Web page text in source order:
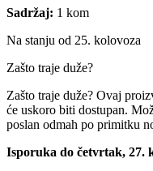
Sadržaj: 1 kom
Na stanju od 25. kolovoza
Zašto traje duže?
Zašto traje duže? Ovaj
će uskoro biti dostupan.
poslan odmah po primitku
Isporuka do četvrtak, 27.